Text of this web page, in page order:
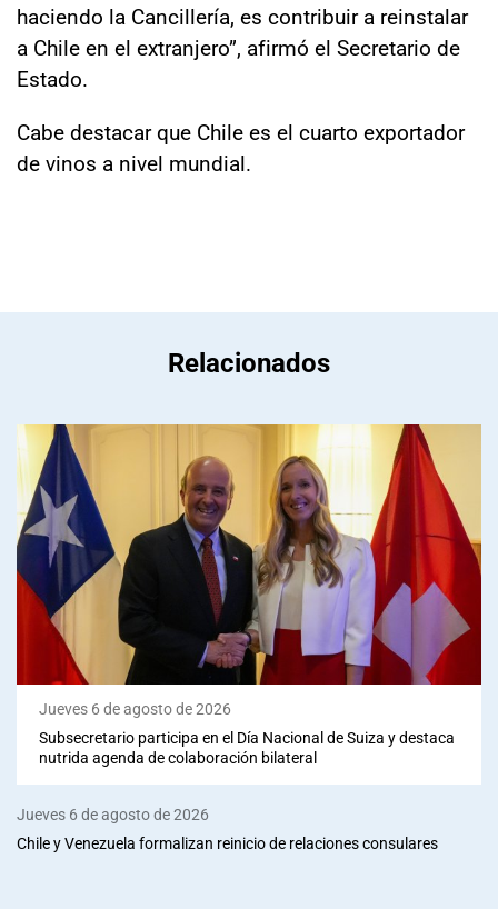
haciendo la Cancillería, es contribuir a reinstalar
a Chile en el extranjero”, afirmó el Secretario de
Estado.
Cabe destacar que Chile es el cuarto exportador
de vinos a nivel mundial.
Relacionados
Jueves 6 de agosto de 2026
Subsecretario participa en el Día Nacional de Suiza y destaca
nutrida agenda de colaboración bilateral
Jueves 6 de agosto de 2026
Chile y Venezuela formalizan reinicio de relaciones consulares